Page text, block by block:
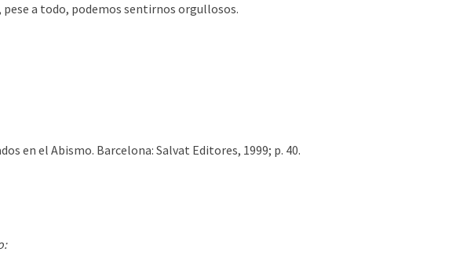
pese a todo, podemos sentirnos orgullosos.
en el Abismo. Barcelona: Salvat Editores, 1999; p. 40.